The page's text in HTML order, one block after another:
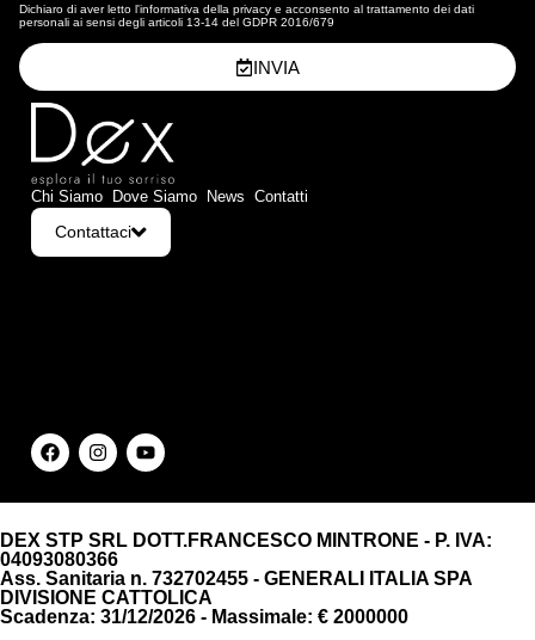
Dichiaro di aver letto l'informativa della privacy e acconsento al trattamento dei dati
personali ai sensi degli articoli 13-14 del GDPR 2016/679
INVIA
Chi Siamo Dove Siamo News Contatti
Contattaci
DEX STP SRL DOTT.FRANCESCO MINTRONE - P. IVA:
04093080366
Ass. Sanitaria n. 732702455 - GENERALI ITALIA SPA
DIVISIONE CATTOLICA
Scadenza: 31/12/2026 - Massimale: € 2000000